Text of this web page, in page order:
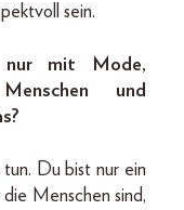
sein.
mit Mode,
und
Du bist nur ein
Menschen sind,